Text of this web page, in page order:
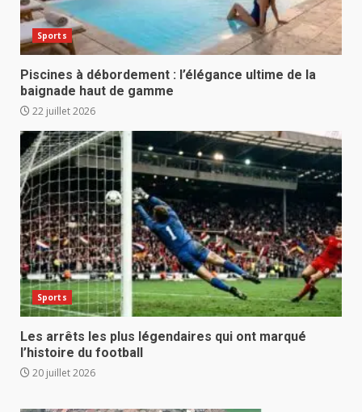
Sports
Piscines à débordement : l’élégance ultime de la
baignade haut de gamme
22 juillet 2026
Sports
Les arrêts les plus légendaires qui ont marqué
l’histoire du football
20 juillet 2026